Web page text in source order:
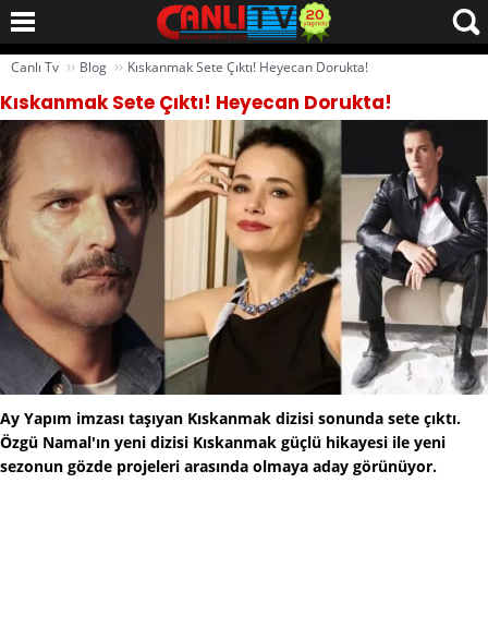
Canlı Tv ›› Blog ›› Kıskanmak Sete Çıktı! Heyecan Dorukta!
Kıskanmak Sete Çıktı! Heyecan Dorukta!
Ay Yapım imzası taşıyan Kıskanmak dizisi sonunda sete çıktı.
Özgü Namal'ın yeni dizisi Kıskanmak güçlü hikayesi ile yeni
sezonun gözde projeleri arasında olmaya aday görünüyor.